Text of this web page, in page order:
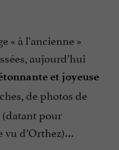
« à l’ancienne »
aujourd’hui
et joyeuse
de photos de
(datant pour
vu d’Orthez)…